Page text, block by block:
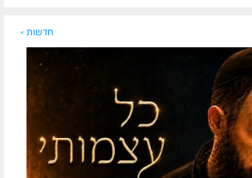
חדשות »